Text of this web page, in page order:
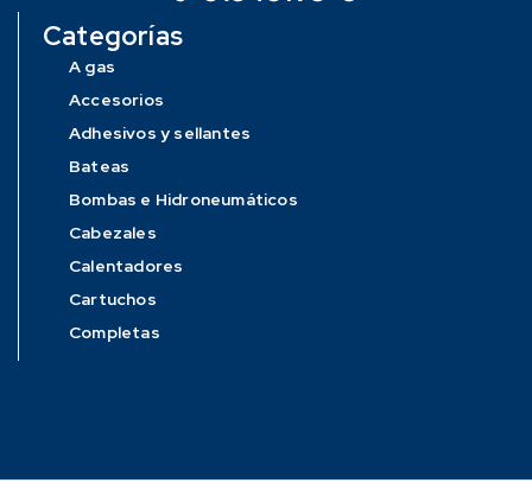
Categorías
A gas
Accesorios
Adhesivos y sellantes
Bateas
Bombas e Hidroneumáticos
Cabezales
Calentadores
Cartuchos
Completas